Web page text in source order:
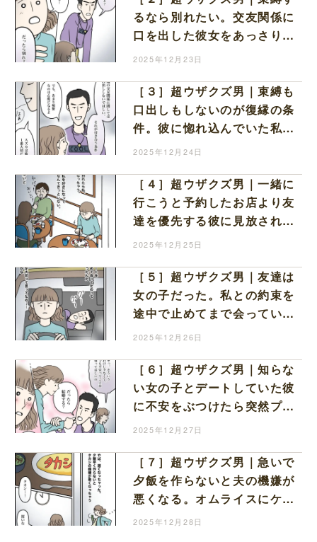
るなら別れたい。交友関係に
口を出した彼女をあっさり突
き放す彼氏
2025年12月23日
［３］超ウザクズ男｜束縛も
口出しもしないのが復縁の条
件。彼に惚れ込んでいた私は
言うことに従うしかない
2025年12月24日
［４］超ウザクズ男｜一緒に
行こうと予約したお店より友
達を優先する彼に見放された
らひとりになると我慢するの
2025年12月25日
［５］超ウザクズ男｜友達は
女の子だった。私との約束を
途中で止めてまで会っていた
彼の思いに疑念しかない
2025年12月26日
［６］超ウザクズ男｜知らな
い女の子とデートしていた彼
に不安をぶつけたら突然プロ
ポーズされ高鳴る鼓動と熱い
2025年12月27日
［７］超ウザクズ男｜急いで
夕飯を作らないと夫の機嫌が
悪くなる。オムライスにケチ
ャップで愛情表現する妻を放
2025年12月28日